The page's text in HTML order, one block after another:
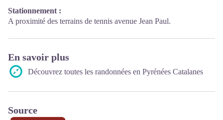
Stationnement :
A proximité des terrains de tennis avenue Jean Paul.
En savoir plus
Découvrez toutes les randonnées en Pyrénées Catalanes
Source